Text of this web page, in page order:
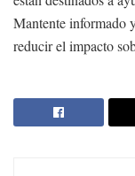
Mantente informado
reducir el impacto